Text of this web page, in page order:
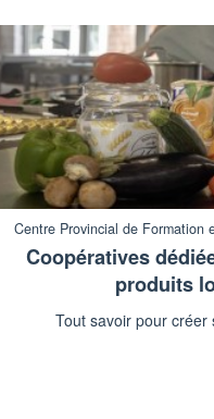
Centre Provincial de Formation
Coopératives
produits
Tout savoir pour créer